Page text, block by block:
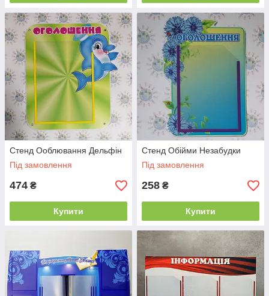
Стенд Ооблювання Дельфін
Під замовлення
474 ₴
Купити
Стенд Обійми Незабудки
Під замовлення
258 ₴
Купити